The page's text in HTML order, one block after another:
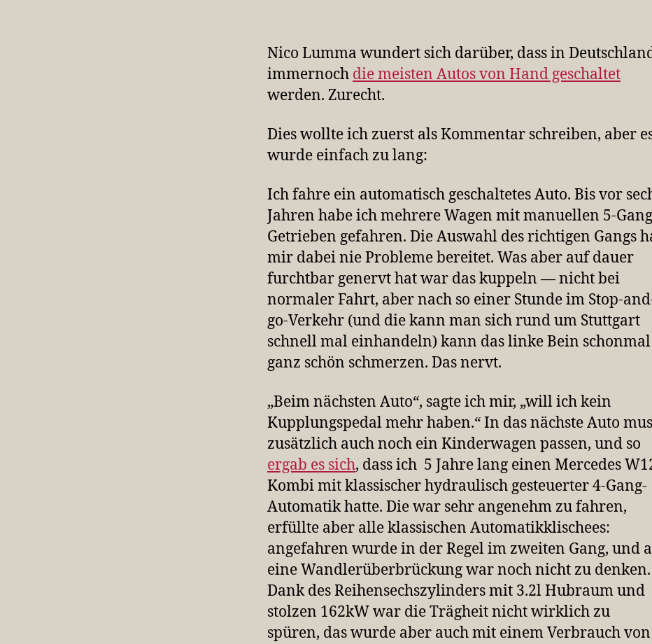
Nico Lumma wundert sich darüber, dass in
immernoch die meisten Autos von Hand geschaltet
werden. Zurecht.
Dies wollte ich zuerst als Kommentar schreiben, aber
wurde einfach zu lang:
Ich fahre ein automatisch geschaltetes Auto. Bis vor
Jahren habe ich mehrere Wagen mit manuellen 5-
Getrieben gefahren. Die Auswahl des richtigen Gangs
mir dabei nie Probleme bereitet. Was aber auf dauer
furchtbar genervt hat war das kuppeln — nicht bei
normaler Fahrt, aber nach so einer Stunde im Stop-
go-Verkehr (und die kann man sich rund um Stuttgart
schnell mal einhandeln) kann das linke Bein schonmal
ganz schön schmerzen. Das nervt.
„Beim nächsten Auto“, sagte ich mir, „will ich kein
Kupplungspedal mehr haben.“ In das nächste Auto
zusätzlich auch noch ein Kinderwagen passen, und so
ergab es sich, dass ich 5 Jahre lang einen Mercedes
Kombi mit klassischer hydraulisch gesteuerter 4-Gang-
Automatik hatte. Die war sehr angenehm zu fahren,
erfüllte aber alle klassischen Automatikklischees:
angefahren wurde in der Regel im zweiten Gang, und
eine Wandlerüberbrückung war noch nicht zu denken.
Dank des Reihensechszylinders mit 3.2l Hubraum und
stolzen 162kW war die Trägheit nicht wirklich zu
spüren, das wurde aber auch mit einem Verbrauch von